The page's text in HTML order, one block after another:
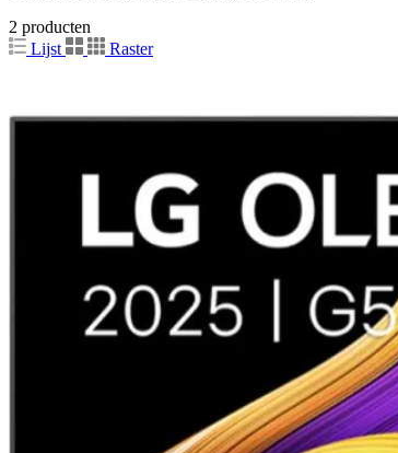
2 producten
Lijst
Raster